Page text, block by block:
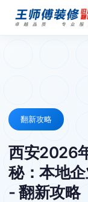
翻新攻略
西安2026
秘：本地
- 翻新攻略